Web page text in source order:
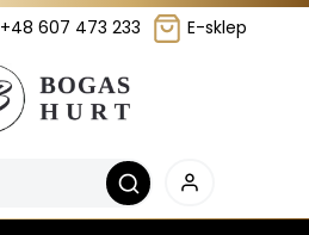
+48 607 473 233 E-sklep